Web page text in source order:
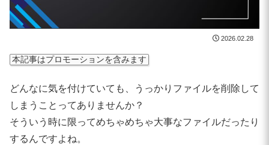
2026.02.28
本記事はプロモーションを含みます
どんなに気を付けていても、うっかりファイルを削除して
しまうことってありませんか？
そういう時に限ってめちゃめちゃ大事なファイルだったり
するんですよね。